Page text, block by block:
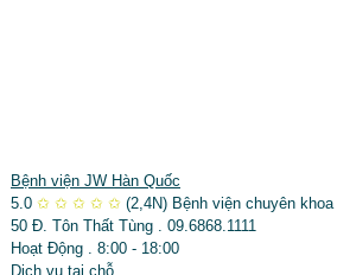
Bệnh viện JW Hàn Quốc
5.0 ✩ ✩ ✩ ✩ ✩ (2,4N) Bệnh viện chuyên khoa
50 Đ. Tôn Thất Tùng . 09.6868.1111
Hoạt Động . 8:00 - 18:00
Dịch vụ tại chỗ